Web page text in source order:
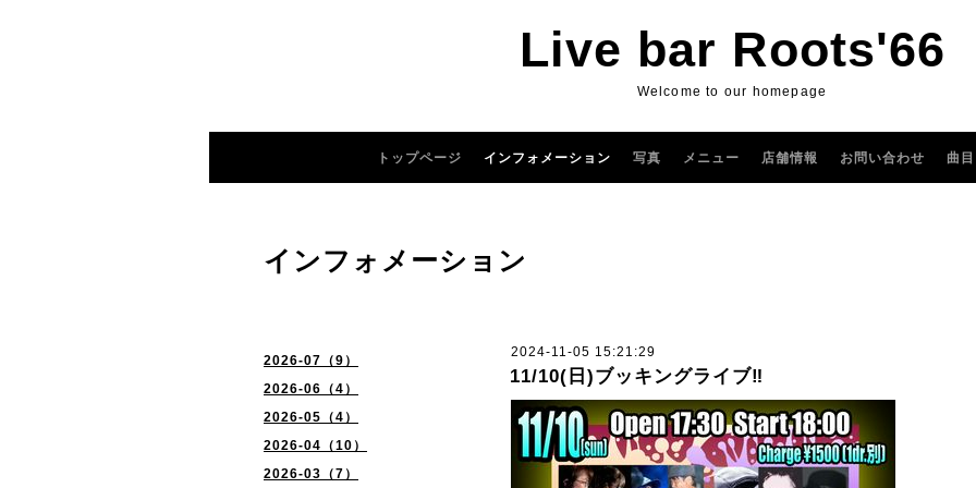
Live bar Roots'66
Welcome to our homepage
トップページ インフォメーション 写真 メニュー 店舗情報 お問い合わせ 曲
2026-07（9）
2026-06（4）
2026-05（4）
2026-04（10）
2026-03（7）
インフォメーション
2024-11-05 15:21:29
11/10(日)ブッキングライブ‼︎